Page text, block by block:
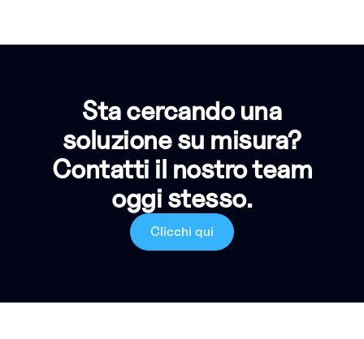
Sta cercando una
soluzione su misura?
Contatti il nostro team
oggi stesso.
Clicchi qui